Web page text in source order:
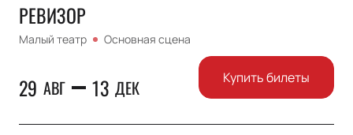
РЕВИЗОР
Малый театр Основная сцена
29 АВГ 13 ДЕК Купить билеты